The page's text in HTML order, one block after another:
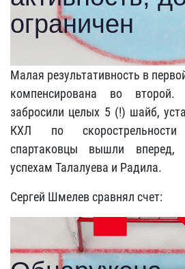
Малая результативность в
компенсирована во
забросили целых 5 (!) шайб,
КХЛ по
спартаковцы вышли вперед,
успехам Талалуева и Радила.
Сергей Шмелев сравнял счет: